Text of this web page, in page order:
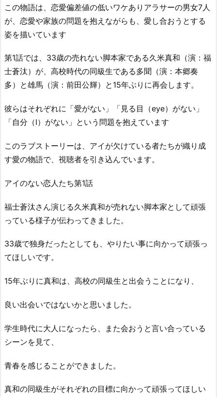
この物語は、恋愛偏差値の低いワケありアラサーの男女7人
が、恋愛や家族の問題を抱えながらも、愛し合おうとする
姿を描いています
第1話では、33歳の売れない脚本家である久米真和（演：福
士蒼汰）が、高校時代の同級生である多聞（演：本郷奏
多）と雄馬（演：前田公輝）と15年ぶりに再会します。
彼らはそれぞれに「愛がない」「見る目（eye）がない」
「自分（I）がない」という問題を抱えています
このラブストーリーは、アイが欠けている者たちが織り成
す愛の物語で、視聴者を引き込んでいます。
アイのない恋人たち第1話
福士蒼汰さん演じる久米真和が売れない脚本家として頑張
っている様子が伝わってきました。
33歳で独身だったとしても、やりたい事に向かって頑張っ
てほしいです。
15年ぶりに真和は、高校の同級生と出会うことになり、
良い出会いではないかと思いました。
学生時代に大人になったら、また会おうと言い合っている
シーンを見て、
青春を感じることができました。
真和の同級生がそれぞれの目標に向かって頑張ってほしい